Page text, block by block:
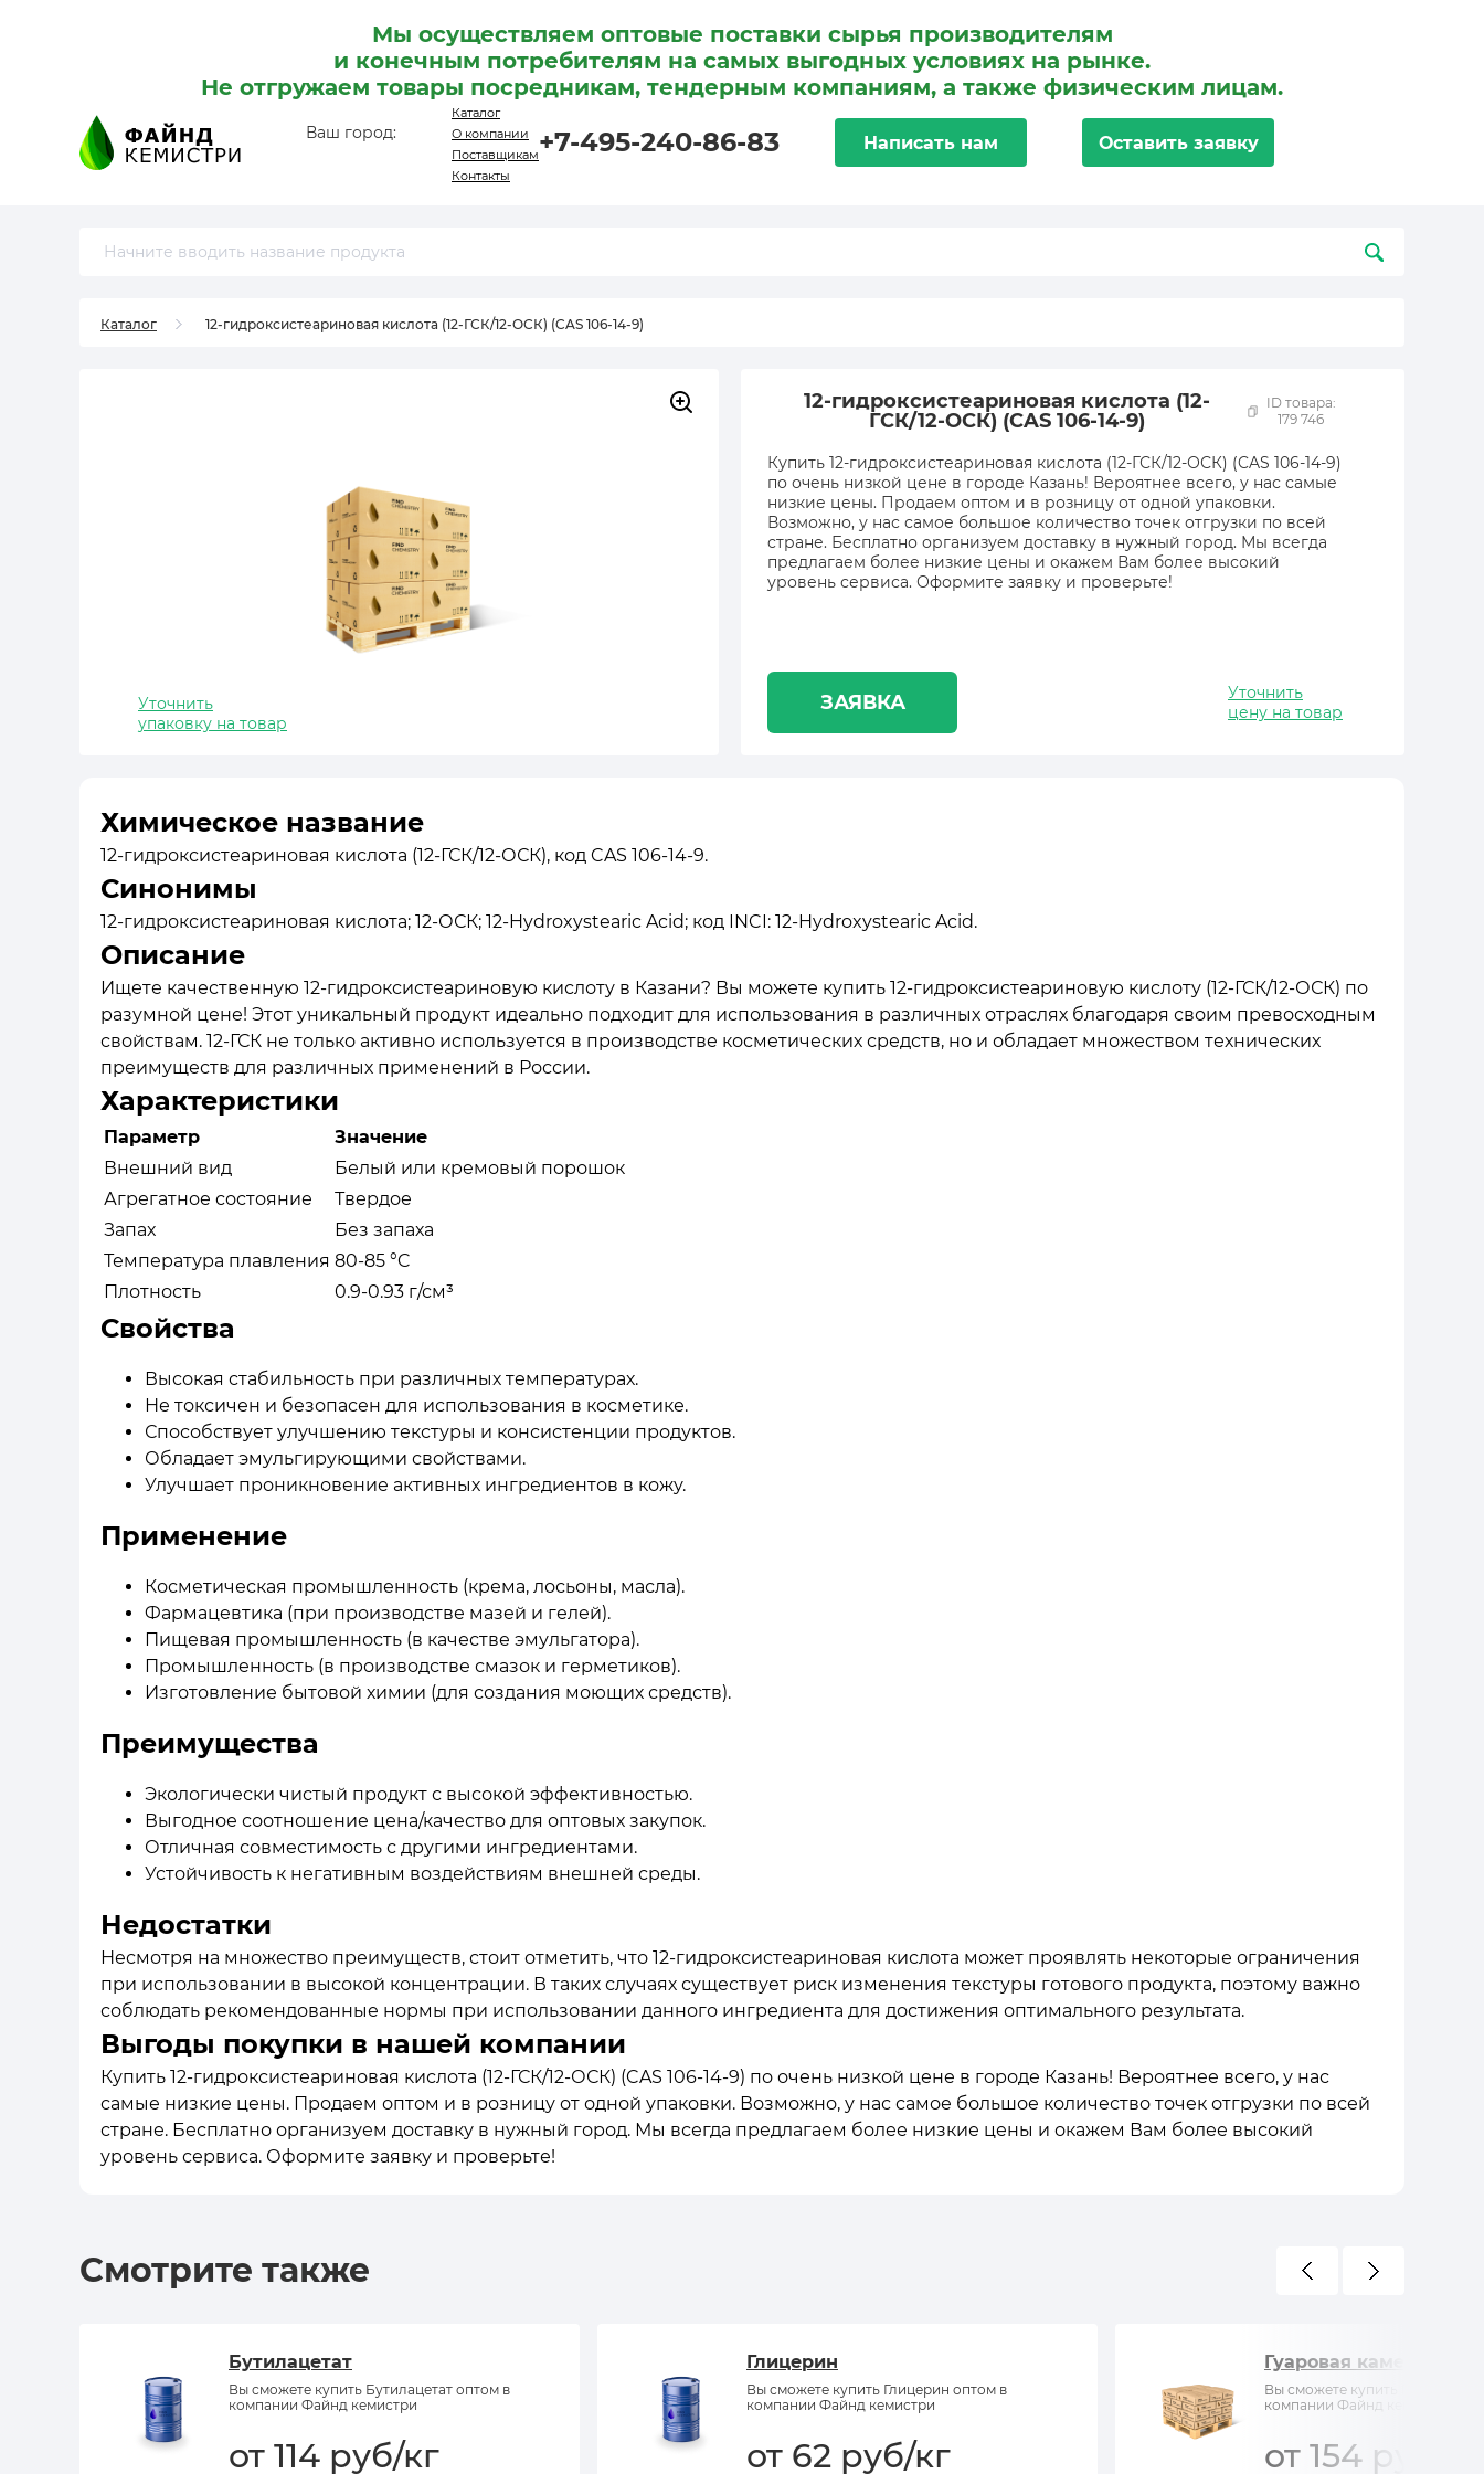
Мы осуществляем оптовые поставки сырья производителям
и конечным потребителям на самых выгодных условиях на рынке.
Не отгружаем товары посредникам, тендерным компаниям, а также физическим лицам.
Ваш город:
Каталог
О компании
Поставщикам
Контакты
+7-495-240-86-83 Написать нам Оставить заявку
Каталог 12-гидроксистеариновая кислота (12-ГСК/12-ОСК) (CAS 106-14-9)
Уточнить
упаковку на товар
12-гидроксистеариновая кислота (12-
ГСК/12-ОСК) (CAS 106-14-9)
ID товара:
179 746
Купить 12-гидроксистеариновая кислота (12-ГСК/12-ОСК) (CAS 106-14-9)
по очень низкой цене в городе Казань! Вероятнее всего, у нас самые
низкие цены. Продаем оптом и в розницу от одной упаковки.
Возможно, у нас самое большое количество точек отгрузки по всей
стране. Бесплатно организуем доставку в нужный город. Мы всегда
предлагаем более низкие цены и окажем Вам более высокий
уровень сервиса. Оформите заявку и проверьте!
ЗАЯВКА
Уточнить
цену на товар
Химическое название
12-гидроксистеариновая кислота (12-ГСК/12-ОСК), код CAS 106-14-9.
Синонимы
12-гидроксистеариновая кислота; 12-ОСК; 12-Hydroxystearic Acid; код INCI: 12-Hydroxystearic Acid.
Описание
Ищете качественную 12-гидроксистеариновую кислоту в Казани? Вы можете купить 12-гидроксистеариновую кислоту (12-ГСК/12-ОСК) по
разумной цене! Этот уникальный продукт идеально подходит для использования в различных отраслях благодаря своим превосходным
свойствам. 12-ГСК не только активно используется в производстве косметических средств, но и обладает множеством технических
преимуществ для различных применений в России.
Характеристики
Параметр
Значение
Внешний вид
Белый или кремовый порошок
Агрегатное состояние
Твердое
Запах
Без запаха
Температура плавления 80-85 °C
Плотность
0.9-0.93 г/см³
Свойства
Высокая стабильность при различных температурах.
Не токсичен и безопасен для использования в косметике.
Способствует улучшению текстуры и консистенции продуктов.
Обладает эмульгирующими свойствами.
Улучшает проникновение активных ингредиентов в кожу.
Применение
Косметическая промышленность (крема, лосьоны, масла).
Фармацевтика (при производстве мазей и гелей).
Пищевая промышленность (в качестве эмульгатора).
Промышленность (в производстве смазок и герметиков).
Изготовление бытовой химии (для создания моющих средств).
Преимущества
Экологически чистый продукт с высокой эффективностью.
Выгодное соотношение цена/качество для оптовых закупок.
Отличная совместимость с другими ингредиентами.
Устойчивость к негативным воздействиям внешней среды.
Недостатки
Несмотря на множество преимуществ, стоит отметить, что 12-гидроксистеариновая кислота может проявлять некоторые ограничения
при использовании в высокой концентрации. В таких случаях существует риск изменения текстуры готового продукта, поэтому важно
соблюдать рекомендованные нормы при использовании данного ингредиента для достижения оптимального результата.
Выгоды покупки в нашей компании
Купить 12-гидроксистеариновая кислота (12-ГСК/12-ОСК) (CAS 106-14-9) по очень низкой цене в городе Казань! Вероятнее всего, у нас
самые низкие цены. Продаем оптом и в розницу от одной упаковки. Возможно, у нас самое большое количество точек отгрузки по всей
стране. Бесплатно организуем доставку в нужный город. Мы всегда предлагаем более низкие цены и окажем Вам более высокий
уровень сервиса. Оформите заявку и проверьте!
Смотрите также
Бутилацетат
Вы сможете купить Бутилацетат оптом в
компании Файнд кемистри
от 114 руб/кг
Глицерин
Вы сможете купить Глицерин оптом в
компании Файнд кемистри
от 62 руб/кг
Гуаровая камедь
Вы сможете купить Гуаровая
компании Файнд кемистри
от 154 руб/кг